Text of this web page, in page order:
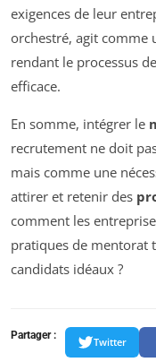
exigences de leur
orchestré, agit comme
rendant le processus
efficace.
En somme, intégrer le
recrutement ne doit
mais comme une
attirer et retenir des
comment les
pratiques de mentorat
candidats idéaux ?
Partager :
Twitter